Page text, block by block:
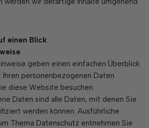
einen Blick
geben einen einfachen Überblick
Ihren personenbezogenen Daten
diese Website besuchen.
Daten sind alle Daten, mit denen Sie
werden können. Ausführliche
Thema Datenschutz entnehmen Sie